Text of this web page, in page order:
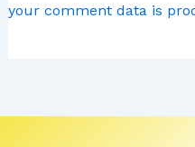
your comment data is